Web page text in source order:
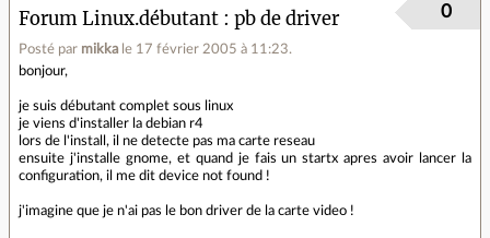
Forum Linux.débutant pb de driver
Posté par mikka le 17 février 2005 à 11:23.
0
bonjour,
je suis débutant complet sous linux
je viens d'installer la debian r4
lors de l'install, il ne detecte pas ma carte reseau
ensuite j'installe gnome, et quand je fais un startx apres avoir lancer la
configuration, il me dit device not found !
j'imagine que je n'ai pas le bon driver de la carte video !